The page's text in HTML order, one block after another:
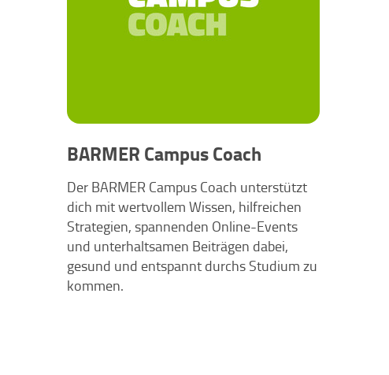
BARMER Campus Coach
Der BARMER Campus Coach unterstützt
dich mit wertvollem Wissen, hilfreichen
Strategien, spannenden Online-Events
und unterhaltsamen Beiträgen dabei,
gesund und entspannt durchs Studium zu
kommen.